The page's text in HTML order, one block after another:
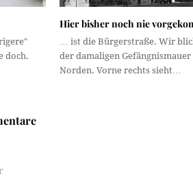
doch.
Hier bisher noch nie
… ist die Bürgerstraße. Wir
der damaligen
Norden. Vorne rechts sieht…